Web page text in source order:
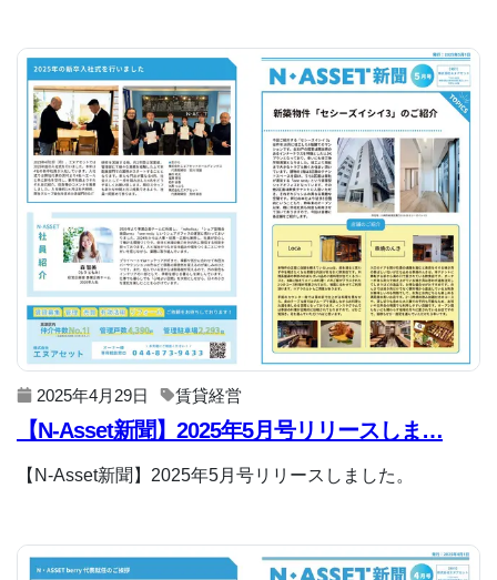
2025年4月29日 賃貸経営
【N-Asset新聞】2025年5月号リリースしま…
【N-Asset新聞】2025年5月号リリースしました。